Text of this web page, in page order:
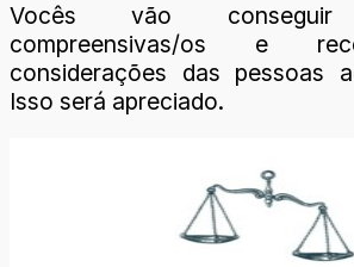
Vocês vão
compreensivas/os e
considerações das pessoas
Isso será apreciado.